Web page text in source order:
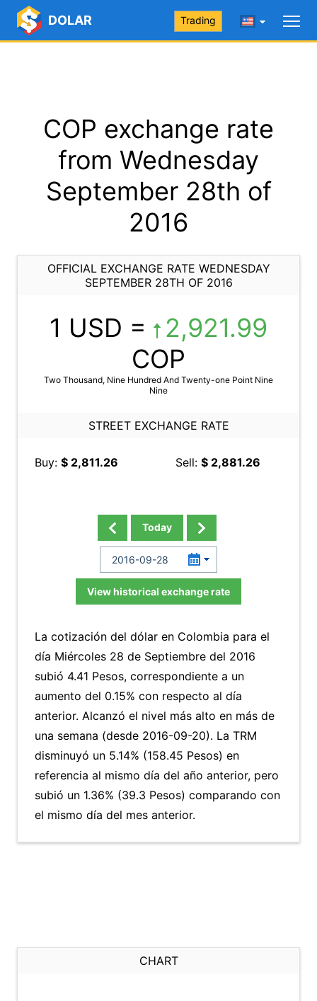
DOLAR Trading
COP exchange rate
from Wednesday
September 28th of
2016
OFFICIAL EXCHANGE RATE WEDNESDAY
SEPTEMBER 28TH OF 2016
1 USD =
2,921.99
COP
Two Thousand, Nine Hundred And Twenty-one Point Nine
Nine
STREET EXCHANGE RATE
Buy: $ 2,811.26 Sell: $ 2,881.26
Today
View historical exchange rate
La cotización del dólar en Colombia para el
día Miércoles 28 de Septiembre del 2016
subió 4.41 Pesos, correspondiente a un
aumento del 0.15% con respecto al día
anterior. Alcanzó el nivel más alto en más de
una semana (desde 2016-09-20). La TRM
disminuyó un 5.14% (158.45 Pesos) en
referencia al mismo día del año anterior, pero
subió un 1.36% (39.3 Pesos) comparando con
el mismo día del mes anterior.
CHART